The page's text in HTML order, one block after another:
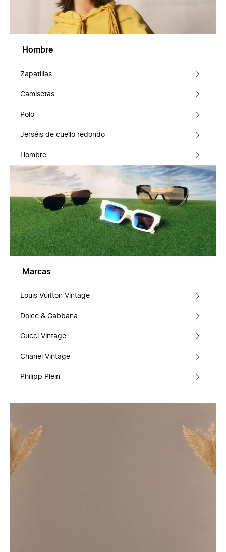
Hombre
Zapatillas
Camisetas
Polo
Jerséis de cuello redondo
Hombre
Marcas
Louis Vuitton Vintage
Dolce & Gabbana
Gucci Vintage
Chanel Vintage
Philipp Plein